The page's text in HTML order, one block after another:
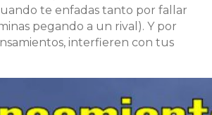
te enfadas tanto por fallar
pegando a un rival). Y por
interfieren con tus